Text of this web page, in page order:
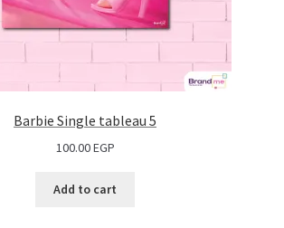
Barbie Single tableau 5
100.00EGP
Add to cart